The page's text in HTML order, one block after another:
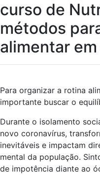
curso de
métodos
alimentar
Para organizar a rotina
importante buscar o
Durante o isolamento
novo coronavírus,
inevitáveis e impactam
mental da população.
de impotência diante ao